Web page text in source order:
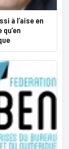
à l’aise en